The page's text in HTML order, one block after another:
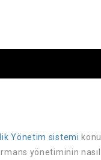
Yönetim sistemi
yönetiminin